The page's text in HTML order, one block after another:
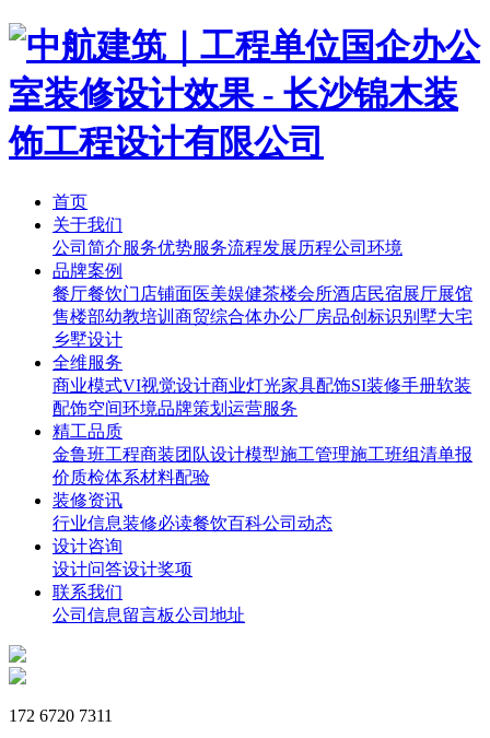
首页
关于我们
公司简介服务优势服务流程发展历程公司环境
品牌案例
餐厅餐饮门店铺面医美娱健茶楼会所酒店民宿展厅展馆
售楼部幼教培训 商贸综合体办公厂房品创标识别墅大宅
乡墅设计
全维服务
商业模式VI视觉设计商业灯光家具配饰SI装修手册软装
配饰空间环境品牌策划 运营服务
精工品质
金鲁班工程商装团队设计模型施工管理施工班组清单报
价质检体系材料配验
装修资讯
行业信息装修必读餐饮百科公司动态
设计咨询
设计问答设计奖项
联系我们
公司信息留言板公司地址
172 6720 7311